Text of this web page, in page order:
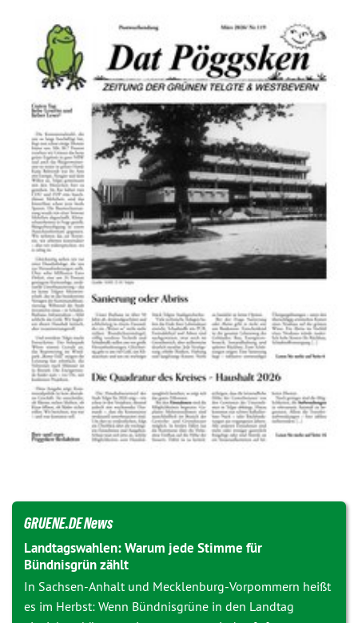
GRUENE.DE News
Landtagswahlen: Warum jede Stimme für
Bündnisgrün zählt
In Sachsen-Anhalt und Mecklenburg-Vorpommern heißt
es im Herbst: Wenn Bündnisgrüne in den Landtag